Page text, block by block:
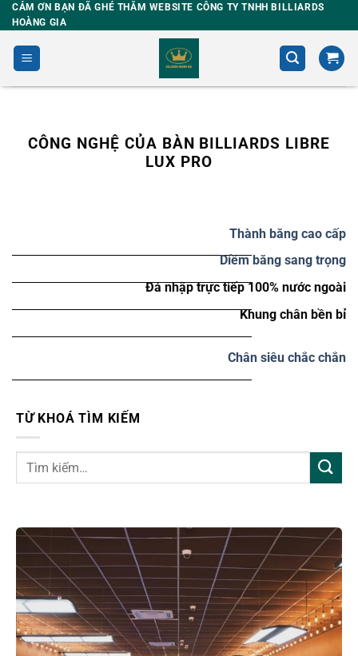
Skip
to
content
CẢM ƠN BẠN ĐÃ GHÉ THĂM WEBSITE CÔNG TY TNHH BILLIARDS
HOÀNG GIA
CÔNG NGHỆ CỦA BÀN BILLIARDS LIBRE
LUX PRO
Thành băng cao cấp
Diềm băng sang trọng
Đá nhập trực tiếp 100% nước ngoài
Khung chân bền bỉ
Chân siêu chắc chắn
TỪ KHOÁ TÌM KIẾM